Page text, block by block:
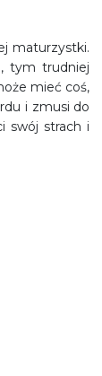
maturzystki.
tym trudniej
mieć coś,
i zmusi do
swój strach i